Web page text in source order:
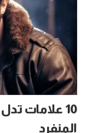
10 علامات
المنفرد